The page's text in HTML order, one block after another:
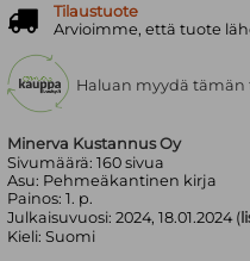
Minerva Kustannus Oy
Sivumäärä:160 sivua
Asu: Pehmeäkantinen kirja
Painos:1. p.
Julkaisuvuosi:2024, 18.01.2024 (
Kieli:Suomi
Tilaustuote
Arvioimme, että tuote
Haluan myydä